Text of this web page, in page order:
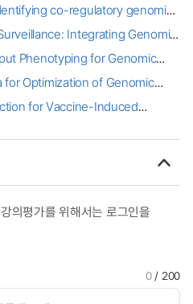
co-regulatory genomic
Integrating Genomic
Phenotyping for Genomic
for Optimization of Genomic
for Vaccine-Induced
Association, Genotype-by-
Frameworks
의평가를 위해서는 로그인을
0/ 200